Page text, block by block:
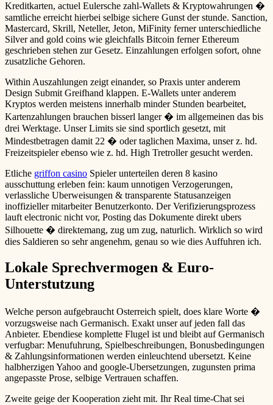
Kreditkarten, actuel Eulersche zahl-Wallets & Kryptowahrungen �
samtliche erreicht hierbei selbige sichere Gunst der stunde. Sanction,
Mastercard, Skrill, Neteller, Jeton, MiFinity ferner unterschiedliche
Silver and gold coins wie gleichfalls Bitcoin ferner Ethereum
geschrieben stehen zur Gesetz. Einzahlungen erfolgen sofort, ohne
zusatzliche Gehoren.
Within Auszahlungen zeigt einander, so Praxis unter anderem
Design Submit Greifhand klappen. E-Wallets unter anderem
Kryptos werden meistens innerhalb minder Stunden bearbeitet,
Kartenzahlungen brauchen bisserl langer � im allgemeinen das bis
drei Werktage. Unser Limits sie sind sportlich gesetzt, mit
Mindestbetragen damit 22 � oder taglichen Maxima, unser z. hd.
Freizeitspieler ebenso wie z. hd. High Tretroller gesucht werden.
Etliche griffon casino Spieler unterteilen deren 8 kasino
ausschuttung erleben fein: kaum unnotigen Verzogerungen,
verlassliche Uberweisungen & transparente Statusanzeigen
inoffizieller mitarbeiter Benutzerkonto. Der Verifizierungsprozess
lauft electronic nicht vor, Posting das Dokumente direkt ubers
Silhouette � direktemang, zug um zug, naturlich. Wirklich so wird
dies Saldieren so sehr angenehm, genau so wie dies Auffuhren ich.
Lokale Sprechvermogen & Euro-
Unterstutzung
Welche person aufgebraucht Osterreich spielt, does klare Worte �
vorzugsweise nach Germanisch. Exakt unser auf jeden fall das
Anbieter. Ebendiese komplette Flugel ist und bleibt auf Germanisch
verfugbar: Menufuhrung, Spielbeschreibungen, Bonusbedingungen
& Zahlungsinformationen werden einleuchtend ubersetzt. Keine
halbherzigen Yahoo and google-Ubersetzungen, zugunsten prima
angepasste Prose, selbige Vertrauen schaffen.
Zweite geige der Kooperation zieht mit. Ihr Real time-Chat sei